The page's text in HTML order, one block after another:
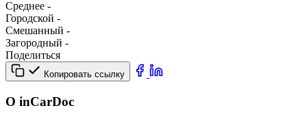
Среднее -
Городской -
Смешанный -
Загородный -
Поделиться
Копировать ссылку
О inCarDoc